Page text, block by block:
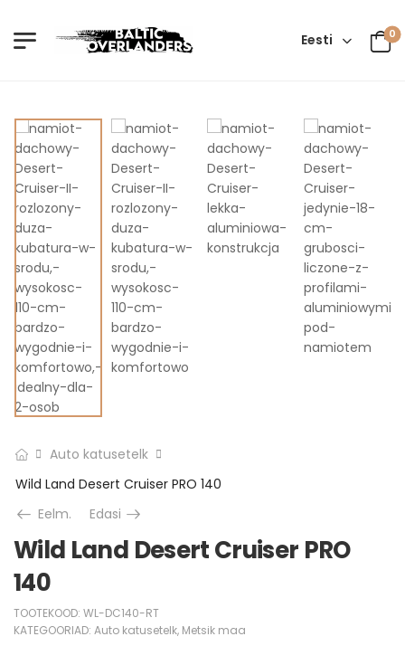
Eesti 0
Auto katusetelk
Wild Land Desert Cruiser PRO 140
Eelm.
Edasi
Wild Land Desert Cruiser PRO
140
TOOTEKOOD: WL-DC140-RT
KATEGOORIAD: Auto katusetelk, Metsik maa